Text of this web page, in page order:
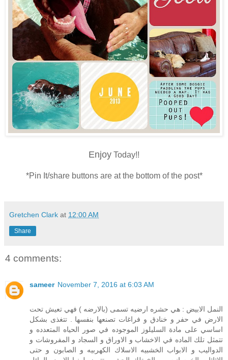
Enjoy Today!!
*Pin It/share buttons are at the bottom of the post*
Gretchen Clark at 12:00 AM
Share
4 comments:
sameer November 7, 2016 at 6:03 AM
النمل الابيض : هي حشره ارضيه تسمى (بالارضه ) فهي تعيش تحت
الارض في حفر و خنادق و فراغات تصنعها بنفسها . تتغذى بشكل
اساسي على مادة السليلوز الموجوده في صور الحياه المتعدده و
تتمثل تلك الماده في الاخشاب و الاوراق و السجاد و المفروشات و
الدواليب و الابواب الخشبيه الاسلاك الكهربيه و الصابون و حتى